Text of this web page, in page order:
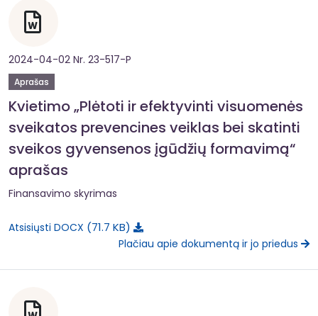
2024-04-02 Nr. 23-517-P
Aprašas
Kvietimo „Plėtoti ir efektyvinti visuomenės
sveikatos prevencines veiklas bei skatinti
sveikos gyvensenos įgūdžių formavimą“
aprašas
Finansavimo skyrimas
Atsisiųsti DOCX 71.7 KB
Plačiau apie dokumentą ir jo priedus